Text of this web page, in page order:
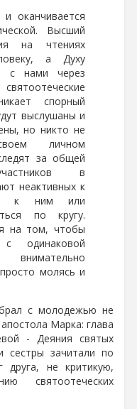
оканчивается
Высший
на чтениях
а Духу
с нами через
спорный
выслушаны и
но никто не
личном
за общей
в
неактивных к
к ним или
по кругу.
на том, чтобы
с одинаковой
молясь и
с молодежью не
Марка: глава
- Деяния святых
сестры зачитали по
друга, не критикую,
святоотеческих